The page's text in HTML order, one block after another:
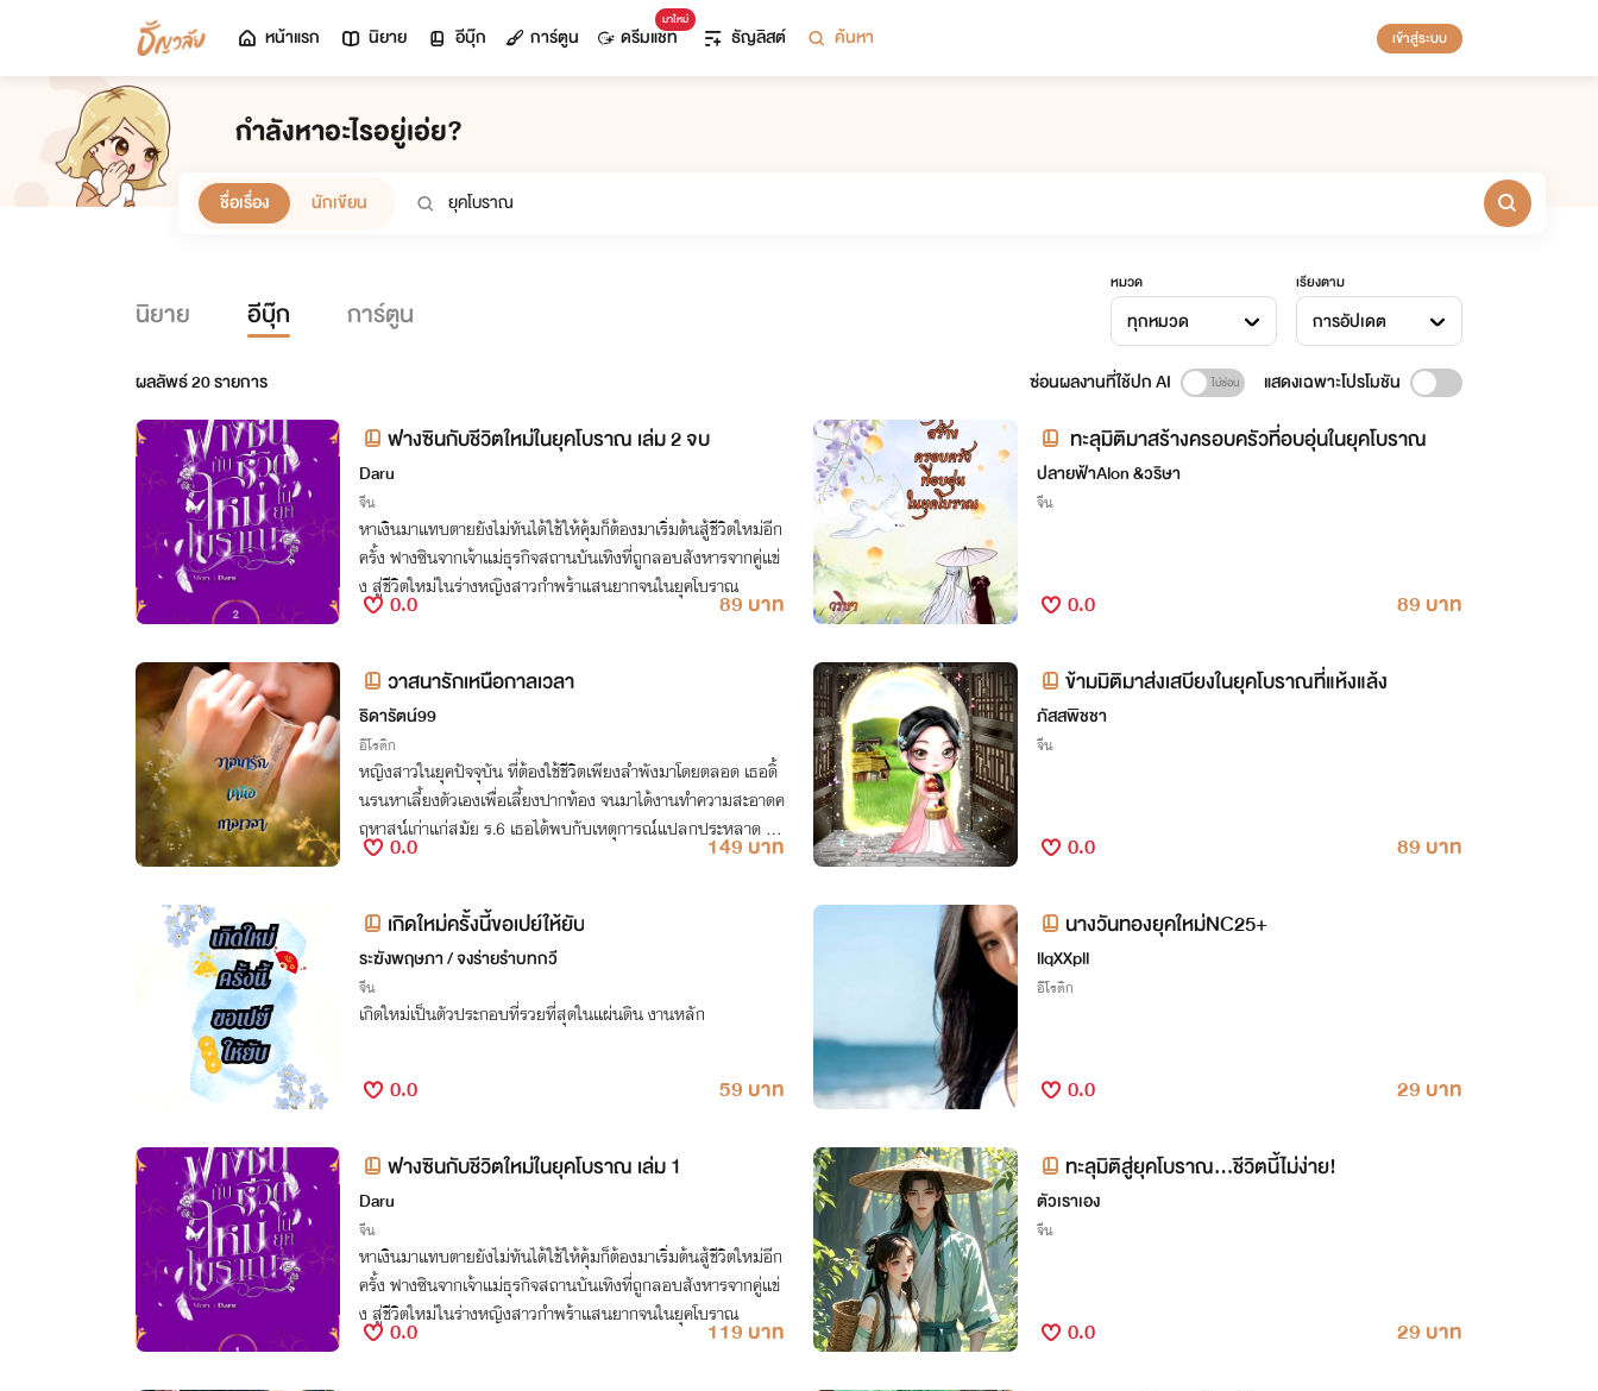
หน้าแรก นิยาย อีบุ๊ก การ์ตูน
มาใหม่
ดรีมแชท ธัญลิสต์ ค้นหา เข้าสู่ระบบ
กำลังหาอะไรอยู่เอ่ย?
ชื่อเรื่อง นักเขียน
นิยาย อีบุ๊ก การ์ตูน
หมวด
ทุกหมวด
เรียงตาม
การอัปเดต
ผลลัพธ์20รายการ ซ่อนผลงานที่ใช้ปก AI แสดงเฉพาะโปรโมชัน
ฟางซินกับชีวิตใหม่ในยุคโบราณ เล่ม 2 จบ
Daru
จีน
หาเงินมาแทบตายยังไม่ทันได้ใช้ให้คุ้มก็ต้องมาเริ่มต้นสู้ชีวิตใหม่อีก
ครั้ง ฟางซินจากเจ้าแม่ธุรกิจสถานบันเทิงที่ถูกลอบสังหารจากคู่แข่
ง สู่ชีวิตใหม่ในร่างหญิงสาวกำพร้าแสนยากจนในยุคโบราณ
0.0 89 บาท
ทะลุมิติมาสร้างครอบครัวที่อบอุ่นในยุคโบราณ
ปลายฟ้าAlon &วริษา
จีน
0.0 89 บาท
วาสนารักเหนือกาลเวลา
ธิดารัตน์99
อีโรติก
หญิงสาวในยุคปัจจุบัน ที่ต้องใช้ชีวิตเพียงลำพังมาโดยตลอด เธอดิ้
นรนหาเลี้ยงตัวเองเพื่อเลี้ยงปากท้อง จนมาได้งานทำความสะอาดค
ฤหาสน์เก่าแก่สมัย ร.6 เธอได้พบกับเหตุการณ์แปลกประหลาด ดึง
เธอเข้ามาสู้อีกโลกหนึ่ง
0.0 149 บาท
ข้ามมิติมาส่งเสบียงในยุคโบราณที่แห้งแล้ง
ภัสสพิชชา
จีน
0.0 89 บาท
เกิดใหม่ครั้งนี้ขอเปย์ให้ยับ
ระฆังพฤษภา / จงร่ายรำบทกวี
จีน
เกิดใหม่เป็นตัวประกอบที่รวยที่สุดในแผ่นดิน งานหลัก
0.0 59 บาท
นางวันทองยุคใหม่NC25+
llqXXpll
อีโรติก
0.0 29 บาท
ฟางซินกับชีวิตใหม่ในยุคโบราณ เล่ม 1
Daru
จีน
หาเงินมาแทบตายยังไม่ทันได้ใช้ให้คุ้มก็ต้องมาเริ่มต้นสู้ชีวิตใหม่อีก
ครั้ง ฟางซินจากเจ้าแม่ธุรกิจสถานบันเทิงที่ถูกลอบสังหารจากคู่แข่
ง สู่ชีวิตใหม่ในร่างหญิงสาวกำพร้าแสนยากจนในยุคโบราณ
0.0 119 บาท
ทะลุมิติสู่ยุคโบราณ...ชีวิตนี้ไม่ง่าย!
ตัวเราเอง
จีน
0.0 29 บาท